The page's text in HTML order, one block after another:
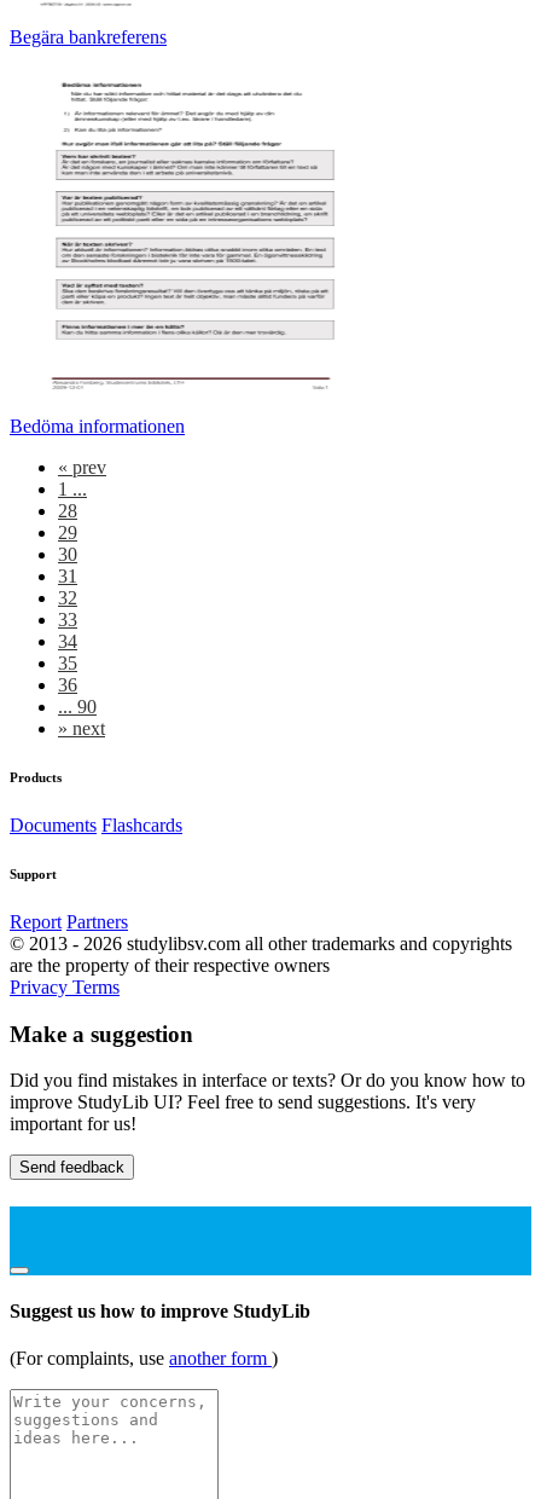
Begära bankreferens
Bedöma informationen
« prev
1 ...
28
29
30
31
32
33
34
35
36
... 90
» next
Products
Documents Flashcards
Support
Report Partners
© 2013 - 2026 studylibsv.com all other trademarks and copyrights
are the property of their respective owners
Privacy Terms
Make a suggestion
Did you find mistakes in interface or texts? Or do you know how to
improve StudyLib UI? Feel free to send suggestions. It's very
important for us!
Send feedback
Suggest us how to improve StudyLib
(For complaints, use another form )